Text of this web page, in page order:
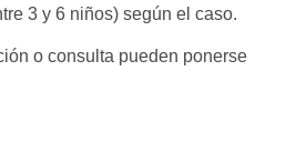
3 y 6 niños) según el caso.
o consulta pueden ponerse